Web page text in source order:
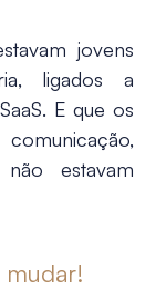
jovens
ligados a
E que os
estavam